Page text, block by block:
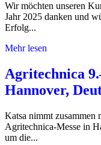
Wir möchten unseren
Jahr 2025 danken und
Erfolg...
Mehr lesen
Agritechnica
Hannover,
Katsa nimmt
Agritechnica-Messe in
um die...